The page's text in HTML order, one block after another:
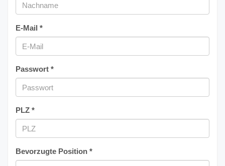
E-Mail *
Passwort *
PLZ *
Bevorzugte Position *